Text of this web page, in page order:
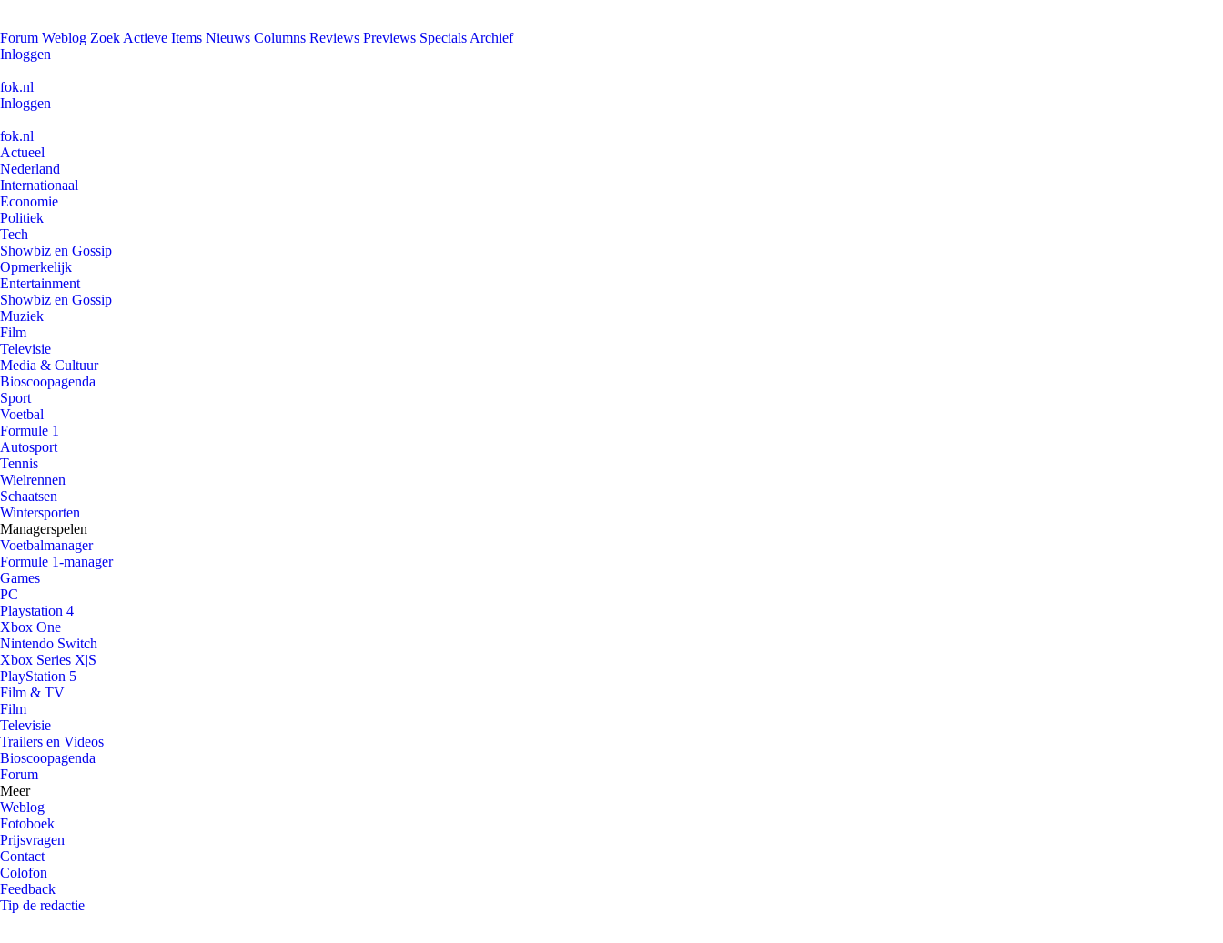
Forum Weblog Zoek Actieve Items Nieuws Columns Reviews Previews Specials Archief
Inloggen
fok.nl
Inloggen
fok.nl
Actueel
Nederland
Internationaal
Economie
Politiek
Tech
Showbiz en Gossip
Opmerkelijk
Entertainment
Showbiz en Gossip
Muziek
Film
Televisie
Media & Cultuur
Bioscoopagenda
Sport
Voetbal
Formule 1
Autosport
Tennis
Wielrennen
Schaatsen
Wintersporten
Managerspelen
Voetbalmanager
Formule 1-manager
Games
PC
Playstation 4
Xbox One
Nintendo Switch
Xbox Series X|S
PlayStation 5
Film & TV
Film
Televisie
Trailers en Videos
Bioscoopagenda
Forum
Meer
Weblog
Fotoboek
Prijsvragen
Contact
Colofon
Feedback
Tip de redactie